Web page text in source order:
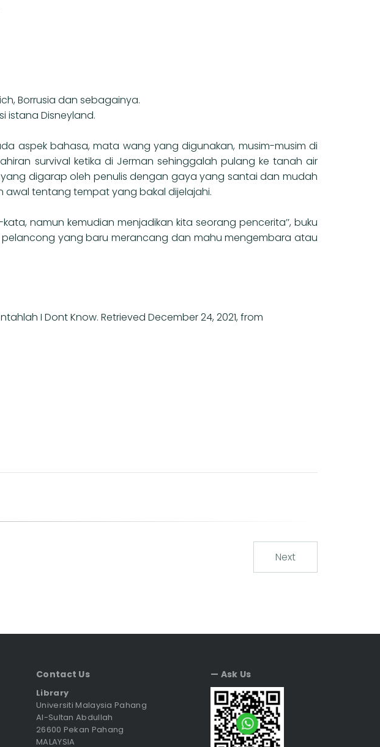
Borrusia dan sebagainya.
istana Disneyland.
aspek bahasa, mata wang yang digunakan, musim-musim di
survival ketika di Jerman sehinggalah pulang ke tanah air
digarap oleh penulis dengan gaya yang santai dan mudah
tentang tempat yang bakal dijelajahi.
namun kemudian menjadikan kita seorang pencerita’’, buku
yang baru merancang dan mahu mengembara atau
I Dont Know. Retrieved December 24, 2021, from
Next
Contact Us
Library
Universiti Malaysia Pahang
Al-Sultan Abdullah
26600 Pekan Pahang
MALAYSIA
— Ask Us